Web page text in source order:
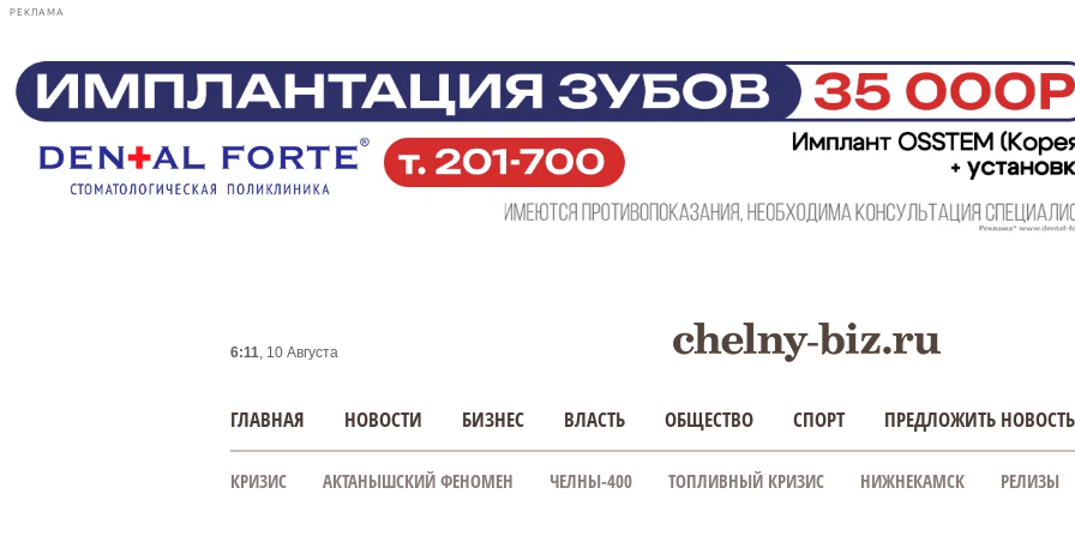
РЕКЛАМА
6:11, 10 Августа
ГЛАВНАЯ НОВОСТИ БИЗНЕС ВЛАСТЬ ОБЩЕСТВО СПОРТ ПРЕДЛОЖИТЬ НОВОСТЬ
КРИЗИС АКТАНЫШСКИЙ ФЕНОМЕН ЧЕЛНЫ-400 ТОПЛИВНЫЙ КРИЗИС НИЖНЕКАМСК РЕЛИЗЫ